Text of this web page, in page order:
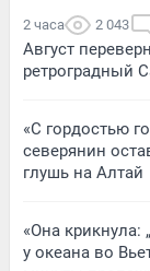
2 часа 2 043
Август
ретроградный
«С гордостью
северянин
глушь на Алтай
«Она крикнула:
у океана во